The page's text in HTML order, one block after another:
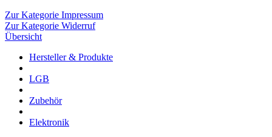
Zur Kategorie Impressum
Zur Kategorie Widerruf
Übersicht
Hersteller & Produkte
LGB
Zubehör
Elektronik